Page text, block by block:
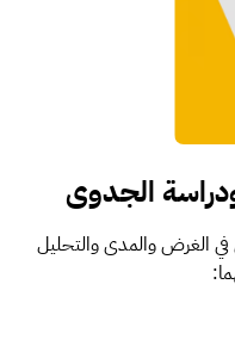
الجدوى
الغرض والمدى والتحليل